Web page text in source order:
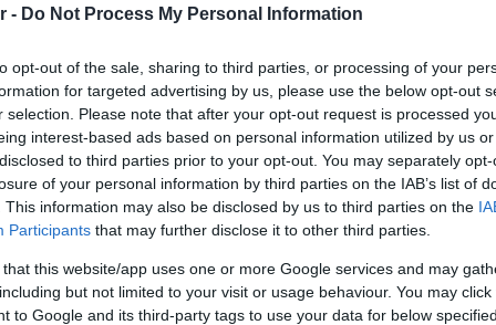
- Do Not Process My Personal Information
opt-out of the sale, sharing to third parties, or processing of your
for targeted advertising by us, please use the below opt-out
selection. Please note that after your opt-out request is processed
interest-based ads based on personal information utilized by us
to third parties prior to your opt-out. You may separately
of your personal information by third parties on the IAB’s list of
This information may also be disclosed by us to third parties on the
Participants that may further disclose it to other third parties.
that this website/app uses one or more Google services and may
but not limited to your visit or usage behaviour. You may
to Google and its third-party tags to use your data for below
2025 είναι:
ειδών σε καταστήματα, μείωση 25,9%.
προϊόντων, ενδυμάτων και
13,0%.
μεγαλύτερη αύξηση στον κύκλο εργασιών το
το αντίστοιχο τρίμηνο 2025 είναι: